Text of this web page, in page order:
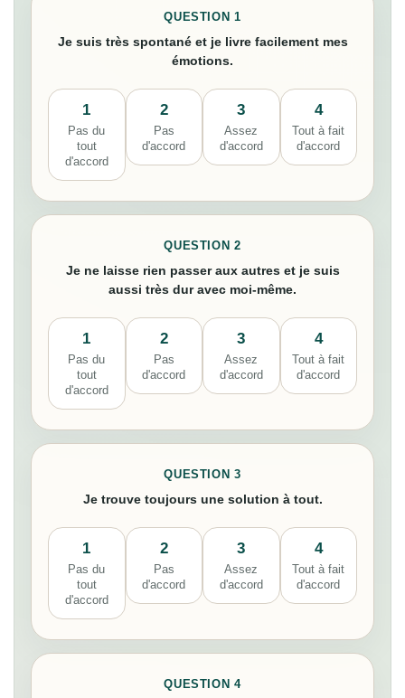
QUESTION 1
Je suis très spontané et je livre facilement mes
émotions.
1
Pas du
tout
d'accord
2
Pas
d'accord
3
Assez
d'accord
4
Tout à fait
d'accord
QUESTION 2
Je ne laisse rien passer aux autres et je suis
aussi très dur avec moi-même.
1
Pas du
tout
d'accord
2
Pas
d'accord
3
Assez
d'accord
4
Tout à fait
d'accord
QUESTION 3
Je trouve toujours une solution à tout.
1
Pas du
tout
d'accord
2
Pas
d'accord
3
Assez
d'accord
4
Tout à fait
d'accord
QUESTION 4